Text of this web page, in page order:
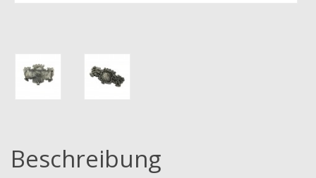
Beschreibung